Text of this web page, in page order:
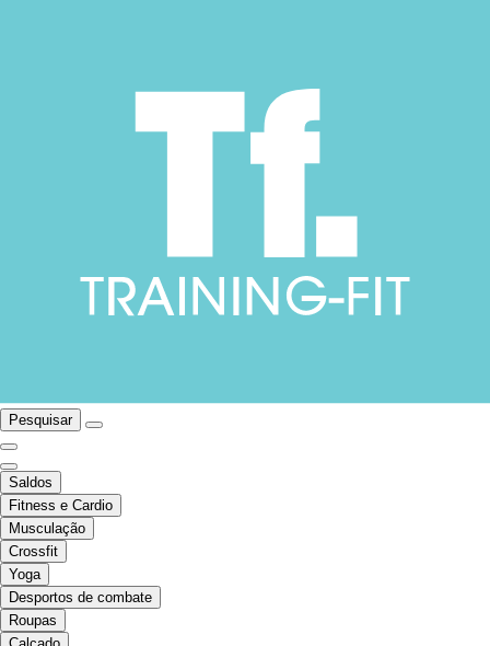
Pesquisar
Saldos
Fitness e Cardio
Musculação
Crossfit
Yoga
Desportos de combate
Roupas